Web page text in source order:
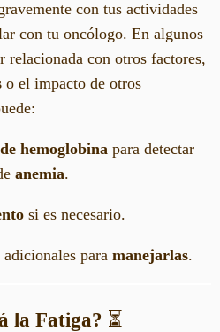
con tus actividades
con tu oncólogo. En algunos
relacionada con otros factores,
o el impacto de otros
hemoglobina para detectar
anemia.
si es necesario.
para manejarlas.
la Fatiga? ⏳